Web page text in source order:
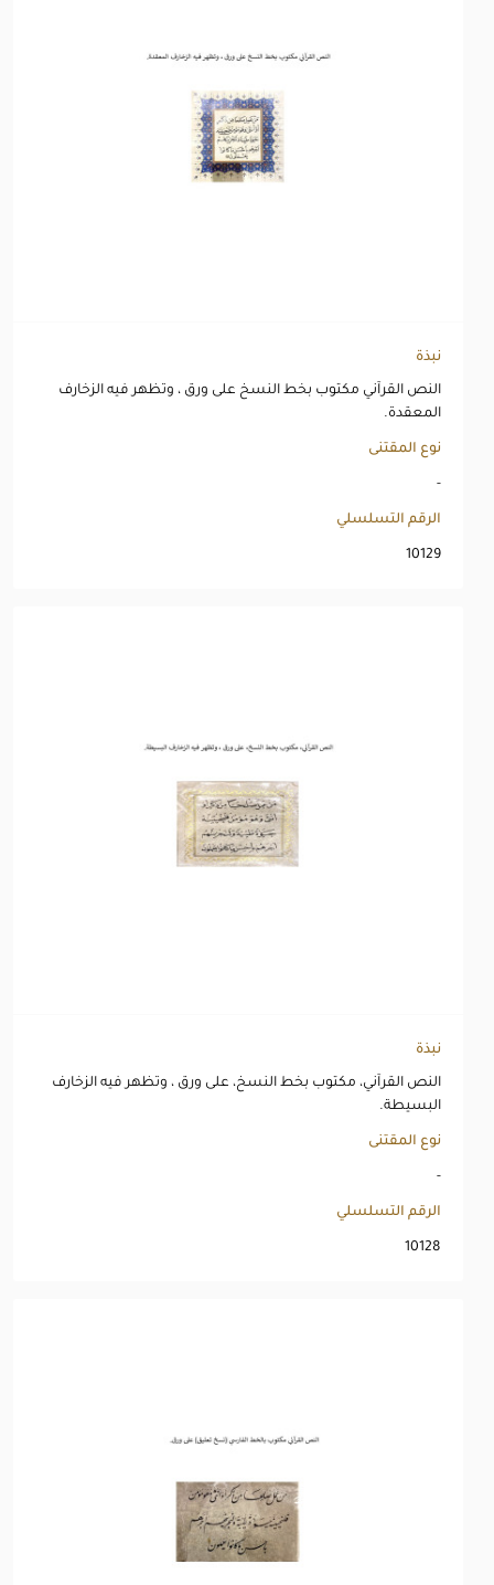
نبذة
النص القرآني مكتوب بخط النسخ على ورق ، وتظهر فيه الزخارف
المعقدة.
نوع المقتنى
-
الرقم التسلسلي
10129
نبذة
النص القرآني، مكتوب بخط النسخ، على ورق ، وتظهر فيه الزخارف
البسيطة.
نوع المقتنى
-
الرقم التسلسلي
10128